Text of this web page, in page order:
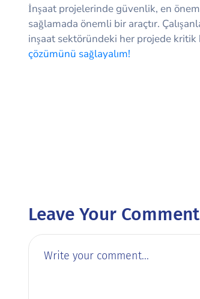
İnşaat projelerinde güvenlik, en
sağlamada önemli bir araçtır.
inşaat sektöründeki her projede kritik
çözümünü sağlayalım!
Leave Your Comment